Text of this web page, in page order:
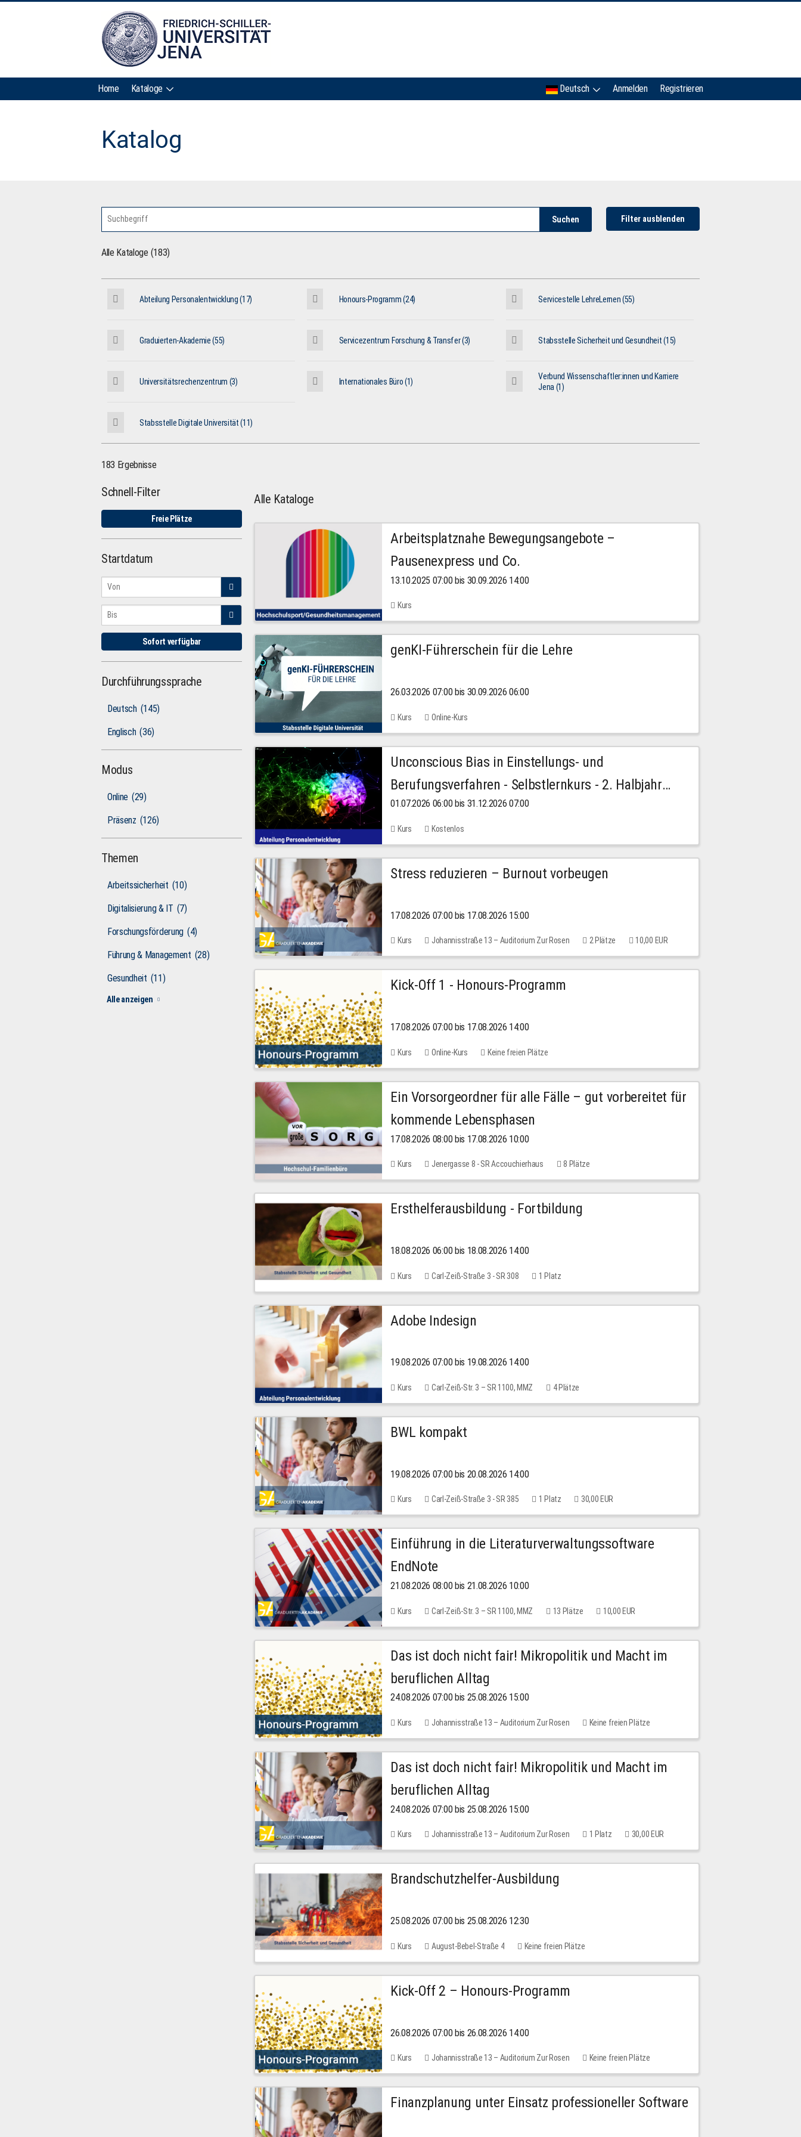
Home Kataloge Deutsch Anmelden Registrieren
Katalog
Suchen Filter ausblenden
Alle Kataloge (183)
Abteilung Personalentwicklung (17) Honours-Programm (24) Servicestelle LehreLernen (55)
Graduierten-Akademie (55) Servicezentrum Forschung & Transfer (3) Stabsstelle Sicherheit und Gesundheit (15)
Universitätsrechenzentrum (3) Internationales Büro (1)
Verbund Wissenschaftler:innen und Karriere
Jena (1)
Stabsstelle Digitale Universität (11)
183 Ergebnisse
Schnell-Filter
Freie Plätze
Startdatum
Sofort verfügbar
Durchführungssprache
Deutsch (145)
Englisch (36)
Modus
Online (29)
Präsenz (126)
Themen
Arbeitssicherheit (10)
Digitalisierung & IT (7)
Forschungsförderung (4)
Führung & Management (28)
Gesundheit (11)
Alle anzeigen
Alle Kataloge
Arbeitsplatznahe Bewegungsangebote –
Pausenexpress und Co.
13.10.2025 07:00 bis 30.09.2026 14:00
Kurs
genKI-Führerschein für die Lehre
26.03.2026 07:00 bis 30.09.2026 06:00
Kurs Online-Kurs
Unconscious Bias in Einstellungs- und
Berufungsverfahren - Selbstlernkurs - 2. Halbjahr
2026
01.07.2026 06:00 bis 31.12.2026 07:00
Kurs Kostenlos
Stress reduzieren – Burnout vorbeugen
17.08.2026 07:00 bis 17.08.2026 15:00
Kurs Johannisstraße 13 – Auditorium Zur Rosen 2 Plätze 10,00 EUR
Kick-Off 1 - Honours-Programm
17.08.2026 07:00 bis 17.08.2026 14:00
Kurs Online-Kurs Keine freien Plätze
Ein Vorsorgeordner für alle Fälle – gut vorbereitet für
kommende Lebensphasen
17.08.2026 08:00 bis 17.08.2026 10:00
Kurs Jenergasse 8 - SR Accouchierhaus 8 Plätze
Ersthelferausbildung - Fortbildung
18.08.2026 06:00 bis 18.08.2026 14:00
Kurs Carl-Zeiß-Straße 3 - SR 308 1 Platz
Adobe Indesign
19.08.2026 07:00 bis 19.08.2026 14:00
Kurs Carl-Zeiß-Str. 3 – SR 1100, MMZ 4 Plätze
BWL kompakt
19.08.2026 07:00 bis 20.08.2026 14:00
Kurs Carl-Zeiß-Straße 3 - SR 385 1 Platz 30,00 EUR
Einführung in die Literaturverwaltungssoftware
EndNote
21.08.2026 08:00 bis 21.08.2026 10:00
Kurs Carl-Zeiß-Str. 3 – SR 1100, MMZ 13 Plätze 10,00 EUR
Das ist doch nicht fair! Mikropolitik und Macht im
beruflichen Alltag
24.08.2026 07:00 bis 25.08.2026 15:00
Kurs Johannisstraße 13 – Auditorium Zur Rosen Keine freien Plätze
Das ist doch nicht fair! Mikropolitik und Macht im
beruflichen Alltag
24.08.2026 07:00 bis 25.08.2026 15:00
Kurs Johannisstraße 13 – Auditorium Zur Rosen 1 Platz 30,00 EUR
Brandschutzhelfer-Ausbildung
25.08.2026 07:00 bis 25.08.2026 12:30
Kurs August-Bebel-Straße 4 Keine freien Plätze
Kick-Off 2 – Honours-Programm
26.08.2026 07:00 bis 26.08.2026 14:00
Kurs Johannisstraße 13 – Auditorium Zur Rosen Keine freien Plätze
Finanzplanung unter Einsatz professioneller Software